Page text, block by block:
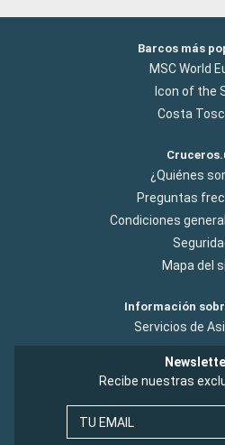
Barcos más
MSC World
Icon of the
Costa
¿Quiénes
Preguntas
Condiciones
Mapa del
Información
Servicios de
Recibe nuestras
TU EMAIL